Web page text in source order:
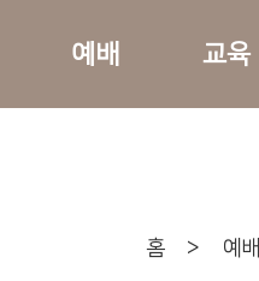
예배 교육
홈 > 예배